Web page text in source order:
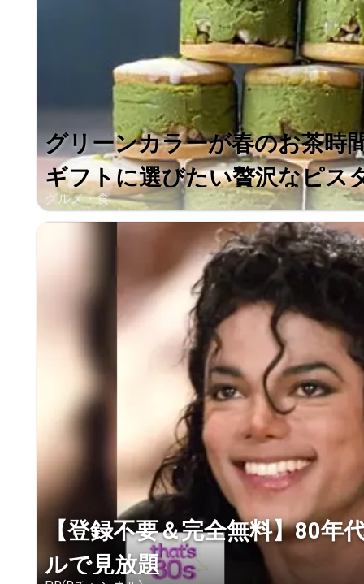
グリーンカラーが春のお茶時
ギフトに選びたい贅沢なピス
グルメ・食
【登録不要＆完全無料】80年
ルで見放題